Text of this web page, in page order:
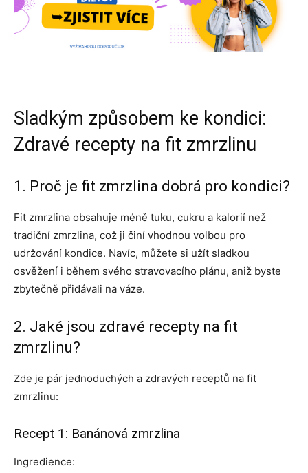
Sladkým způsobem ke kondici:
Zdravé recepty na fit zmrzlinu
1. Proč je fit zmrzlina dobrá pro kondici?
Fit zmrzlina obsahuje méně tuku, cukru a kalorií než
tradiční zmrzlina, což ji činí vhodnou volbou pro
udržování kondice. Navíc, můžete si užít sladkou
osvěžení i během svého stravovacího plánu, aniž byste
zbytečně přidávali na váze.
2. Jaké jsou zdravé recepty na fit
zmrzlinu?
Zde je pár jednoduchých a zdravých receptů na fit
zmrzlinu:
Recept 1: Banánová zmrzlina
Ingredience: